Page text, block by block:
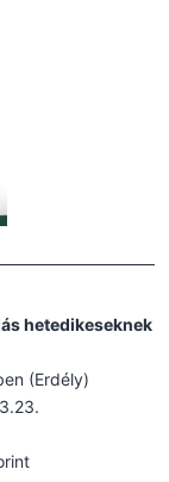
hetedikeseknek
(Erdély)